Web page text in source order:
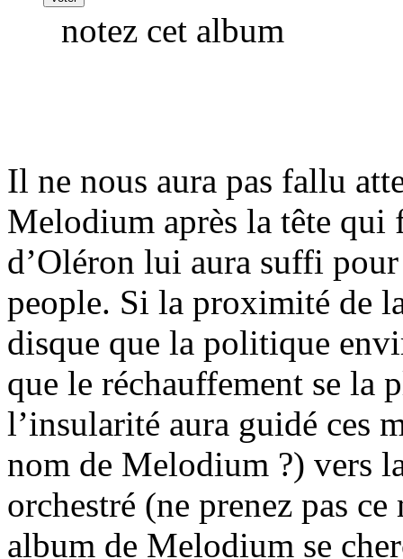
notez cet album
Il ne nous aura pas fallu
Melodium après la tête qui
d’Oléron lui aura suffi
people. Si la proximité de
disque que la politique
que le réchauffement se la
l’insularité aura guidé ces
nom de Melodium ?) vers
orchestré (ne prenez pas
album de Melodium se